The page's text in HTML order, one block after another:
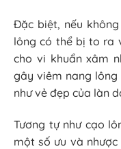
Đặc biệt, nếu
lông có thể bị to ra
cho vi khuẩn xâm
gây viêm nang lông
như vẻ đẹp của làn
Tương tự như cạo
một số ưu và